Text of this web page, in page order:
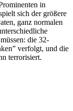
in
sich der größere
ganz normalen
die 32-
verfolgt, und die
terrorisiert.